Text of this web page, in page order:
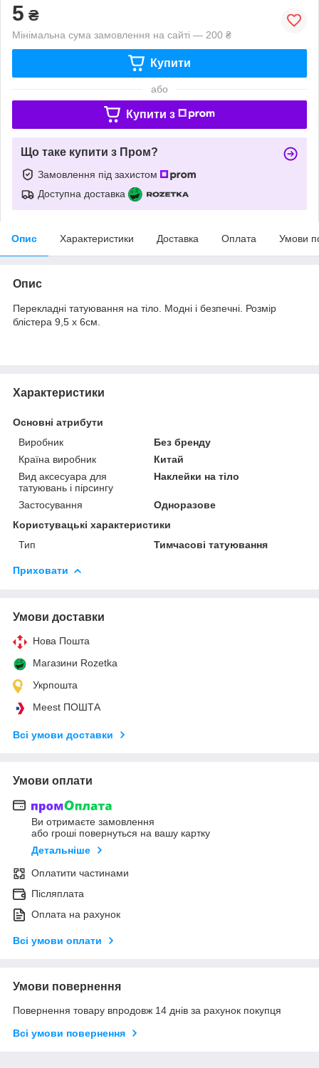
5 ₴
Мінімальна сума замовлення на сайті — 200 ₴
Купити
або
Купити з
Що таке купити з Пром?
Замовлення під захистом
Доступна доставка
Опис Характеристики Доставка Оплата Умови
Опис
Перекладні татуювання на тіло. Модні і безпечні. Розмір
блістера 9,5 х 6см.
Характеристики
Основні атрибути
Виробник
Без бренду
Країна виробник
Китай
Вид аксесуара для
татуювань і пірсингу
Наклейки на тіло
Застосування
Одноразове
Користувацькі характеристики
Тип
Тимчасові татуювання
Приховати
Умови доставки
Нова Пошта
Магазини Rozetka
Укрпошта
Meest ПОШТА
Всі умови доставки
Умови оплати
Ви отримаєте замовлення
або гроші повернуться на вашу картку
Детальніше
Оплатити частинами
Післяплата
Оплата на рахунок
Всі умови оплати
Умови повернення
Повернення товару впродовж 14 днів за рахунок покупця
Всі умови повернення